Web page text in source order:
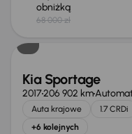
obniżką
68 000 zł
Kia Sportage
2017206 902 km
Auta krajowe 1.7 CRDi
+6 kolejnych